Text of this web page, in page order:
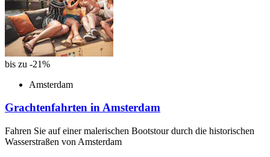
bis zu -21%
Amsterdam
Grachtenfahrten in Amsterdam
Fahren Sie auf einer malerischen Bootstour durch die historischen
Wasserstraßen von Amsterdam